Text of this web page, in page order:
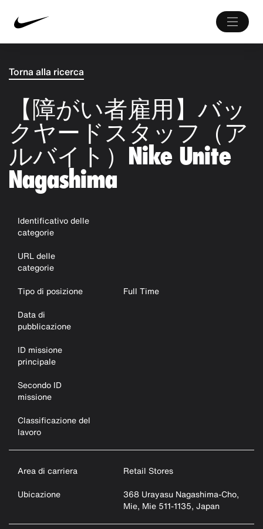
Torna alla ricerca
【障がい者雇用】バッ
クヤードスタッフ（ア
ルバイト）Nike Unite
Nagashima
Identificativo delle
categorie
URL delle
categorie
Tipo di posizione
Full Time
Data di
pubblicazione
ID missione
principale
Secondo ID
missione
Classificazione del
lavoro
Area di carriera
Retail Stores
Ubicazione
368 Urayasu Nagashima-Cho,
Mie, Mie 511-1135, Japan